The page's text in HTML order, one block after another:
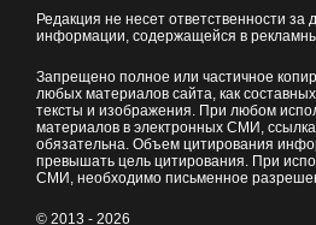
Редакция не несет ответственности за
информации, содержащейся в
Запрещено полное или частичное
любых материалов сайта, как
тексты и изображения. При любом
материалов в электронных СМИ,
обязательна. Объем цитирования
превышать цель цитирования. При
СМИ, необходимо письменное
© 2013 - 2026